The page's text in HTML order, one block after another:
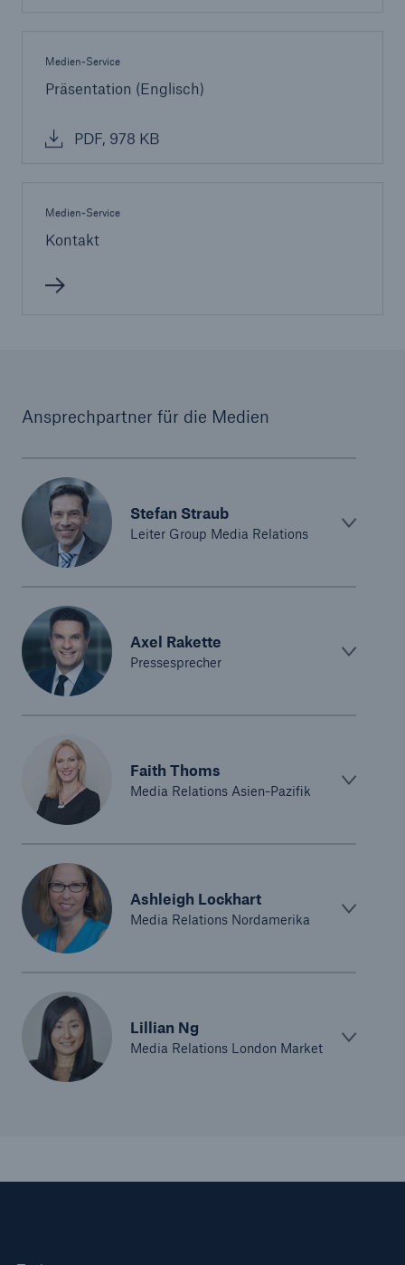
Medien-Service
Präsentation (Englisch)
PDF, 978 KB
Medien-Service
Kontakt
Ansprechpartner für die Medien
Stefan Straub
Leiter Group Media Relations
Axel Rakette
Pressesprecher
Faith Thoms
Media Relations Asien-Pazifik
Ashleigh Lockhart
Media Relations Nordamerika
Lillian Ng
Media Relations London Market